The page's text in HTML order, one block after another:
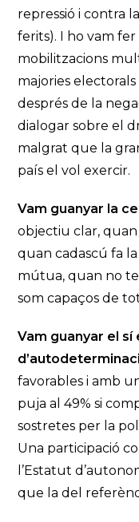
repressió i contra
ferits). I ho vam fer
mobilitzacions
majories
després de la
dialogar sobre el
malgrat que la
país el vol exercir.
Vam guanyar la
objectiu clar,
quan cadascú fa
mútua, quan no
som capaços de
Vam guanyar el
favorables i amb
puja al 49% si
sostretes per la
Una participació
l’Estatut
que la del